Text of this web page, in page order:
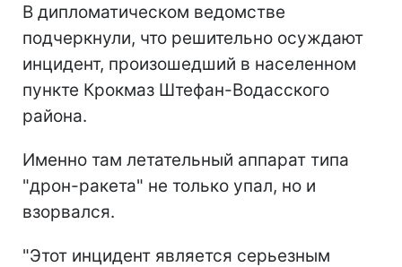
В дипломатическом ведомстве
подчеркнули, что решительно осуждают
инцидент, произошедший в населенном
пункте Крокмаз Штефан-Водасского
района.
Именно там летательный аппарат типа
"дрон-ракета" не только упал, но и
взорвался.
"Этот инцидент является серьезным